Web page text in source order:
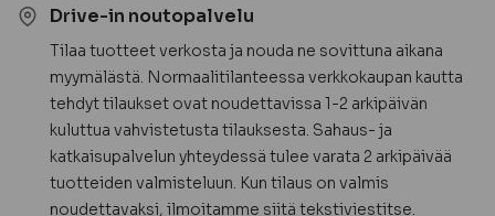
Drive-in noutopalvelu
Tilaa tuotteet verkosta ja nouda ne sovittuna aikana
myymälästä. Normaalitilanteessa verkkokaupan kautta
tehdyt tilaukset ovat noudettavissa 1-2 arkipäivän
kuluttua vahvistetusta tilauksesta. Sahaus- ja
katkaisupalvelun yhteydessä tulee varata 2 arkipäivää
tuotteiden valmisteluun. Kun tilaus on valmis
noudettavaksi, ilmoitamme siitä tekstiviestitse.